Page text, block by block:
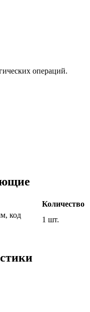
операций.
Количество
код
1 шт.